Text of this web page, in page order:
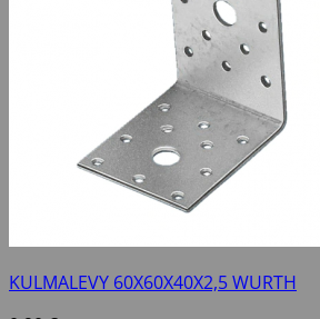
KULMALEVY 60X60X40X2,5 WURTH